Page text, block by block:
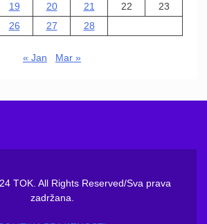
19 20 21 22
23
26 27 28
« Jan Mar »
TOK. All Rights Reserved/Sva prava
zadržana.